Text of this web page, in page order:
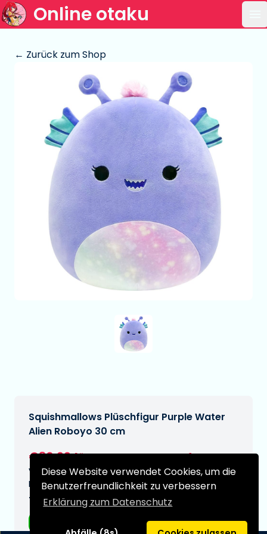
Diese Website verwendet Cookies, um die
Benutzerfreundlichkeit zu verbessern
Erklärung zum Datenschutz
Online otaku
← Zurück zum Shop
Squishmallows Plüschfigur Purple Water
Alien Roboyo 30 cm
€30,99
Voraussichtliches Lieferdatum:
N/A
Typ: